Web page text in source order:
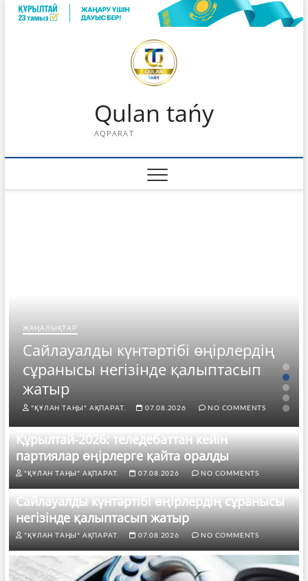
Skip
Qulan tańy
AQPARAT
ЖАҢАЛЫҚТАР
Сайлауалды күнтәртібі өңірлердің
сұранысы негізінде қалыптасып
жатыр
"ҚҰЛАН ТАҢЫ" АҚПАРАТ. 07.08.2026 NO COMMENTS
Құрылтай-2026: теледебаттан кейін
партиялар өңірлерге қайта оралды
"ҚҰЛАН ТАҢЫ" АҚПАРАТ. 07.08.2026 NO COMMENTS
Сайлауалды күнтәртібі өңірлердің сұранысы
негізінде қалыптасып жатыр
"ҚҰЛАН ТАҢЫ" АҚПАРАТ. 07.08.2026 NO COMMENTS